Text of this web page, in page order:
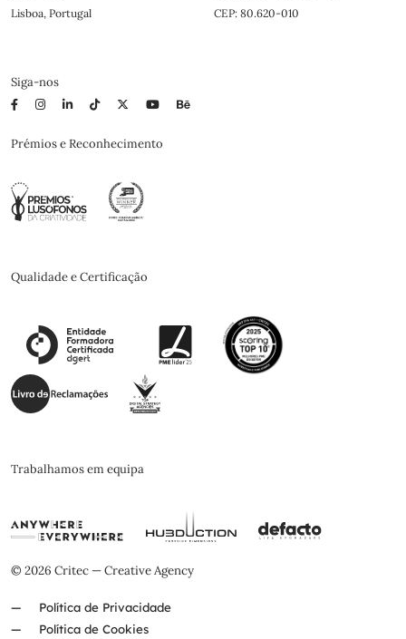
Lisboa, Portugal
CEP: 80.620-010
Siga-nos
Prémios e Reconhecimento
Qualidade e Certificação
Trabalhamos em equipa
© 2026 Critec — Creative Agency
Política de Privacidade
Política de Cookies